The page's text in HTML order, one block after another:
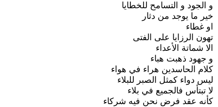
و الجود و التسامح للخطايا
خير ما يوجد من دثار
او غطاء
تهون الرزايا على الفتى
الا شماتة الأعداء
و جهود ذهبت هباء
كلام الحاسدين هراء في هواء
ليس دواء كمثل الصبر للبلاء
لا تبتأس فالجميع في بلاء
كأنه عقد فرض نحن فيه شركاء